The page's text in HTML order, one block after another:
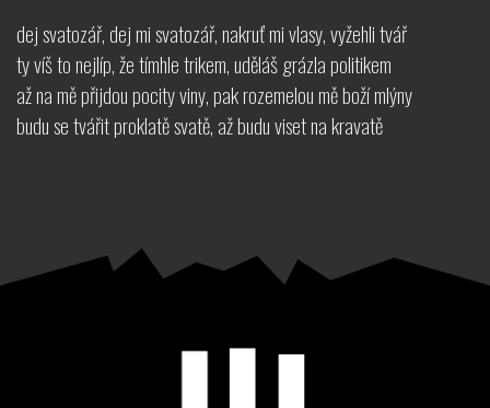
dej svatozář, dej mi svatozář, nakruť mi vlasy, vyžehli tvář
ty víš to nejlíp, že tímhle trikem, uděláš grázla politikem
až na mě přijdou pocity viny, pak rozemelou mě boží mlýny
budu se tvářit proklatě svatě, až budu viset na kravatě